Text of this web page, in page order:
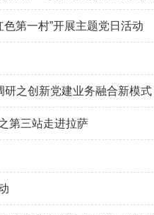
第一村”开展主题党日活动
之创新党建业务融合新模式
第三站走进拉萨